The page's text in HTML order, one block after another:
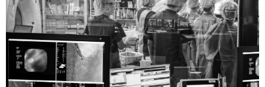
2023/3/17 第7期MDP育成プログラムエントリーコースⅠ
研修生募集のお知らせ
広島大学 2023.02.07